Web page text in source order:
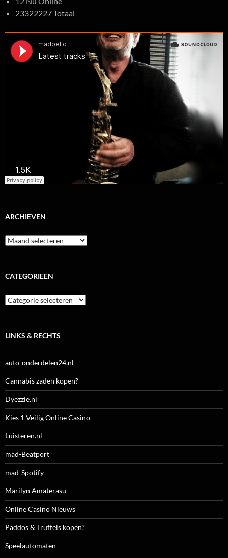
23322227 Totaal
ARCHIEVEN
Archieven
CATEGORIEËN
Categorieën
LINKS & RECHTS
auto-onderdelen24.nl
Cannabis zaden kopen?
Dyezzie.nl
Kies 1 Veilig Online Casino
Luisteren.nl
mad-Beatport
mad-Spotify
Marilyn Amaterasu
Online Casino Nieuws
Paddos & Truffels kopen?
Speelautomaten